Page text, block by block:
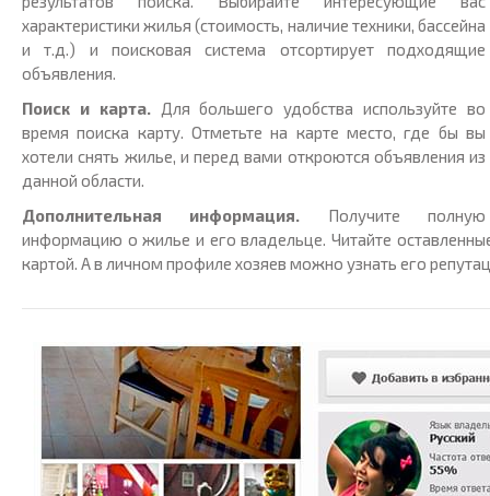
характеристики жилья (стоимость, наличие техники, бассейна
и т.д.) и поисковая система отсортирует подходящие
объявления.
Поиск и карта.Для большего удобства используйте во
время поиска карту. Отметьте на карте место, где бы вы
хотели снять жилье, и перед вами откроются объявления из
данной области.
Дополнительная информация. Получите полную
информацию о жилье и его владельце. Читайте
картой. А в личном профиле хозяев можно узнать его